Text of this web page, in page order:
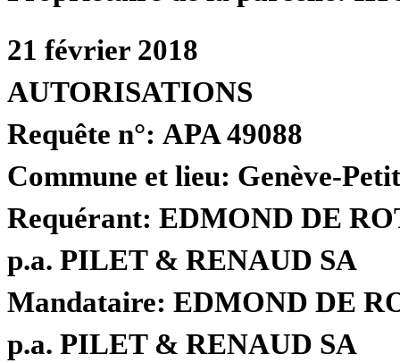
21 février 2018
AUTORISATIONS
Requête n°: APA 49088
Commune et lieu: Genève-
Requérant: EDMOND DE
p.a. PILET & RENAUD SA
Mandataire: EDMOND DE
p.a. PILET & RENAUD SA